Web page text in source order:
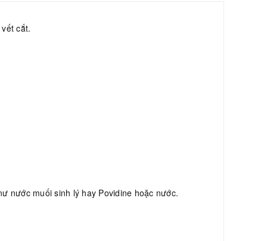
cắt.
nước muối sinh lý hay Povidine hoặc nước.